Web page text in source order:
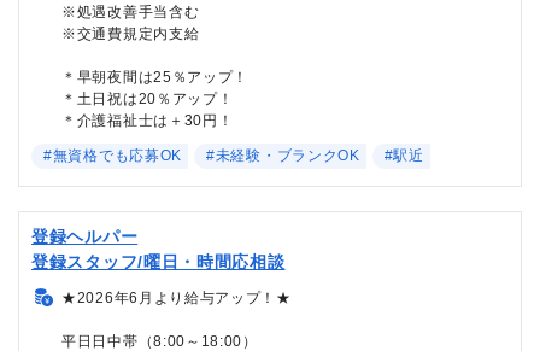
※処遇改善手当含む
※交通費規定内支給
＊早朝夜間は25％アップ！
＊土日祝は20％アップ！
＊介護福祉士は＋30円！
#無資格でも応募OK #未経験・ブランクOK #駅近
登録ヘルパー
登録スタッフ/曜日・時間応相談
★2026年6月より給与アップ！★
平日日中帯（8:00～18:00）